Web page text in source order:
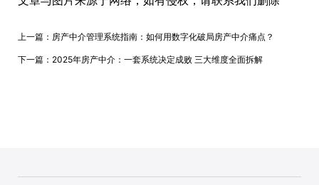
上一篇： 房产中介管理系统指南：如何用数字化破局房产中介痛点？
下一篇： 2025年房产中介：一套系统决定成败 三大维度全面拆解